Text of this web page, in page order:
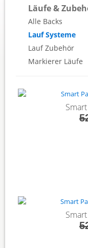
Läufe &
Alle Backs
Lauf Systeme
Lauf Zubehör
Markierer Läufe